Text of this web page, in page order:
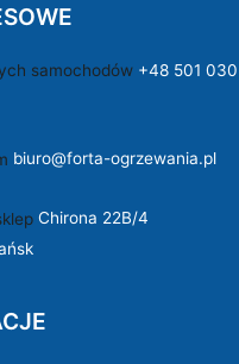
+48 501 030
biuro@forta-ogrzewania.pl
Chirona 22B/4